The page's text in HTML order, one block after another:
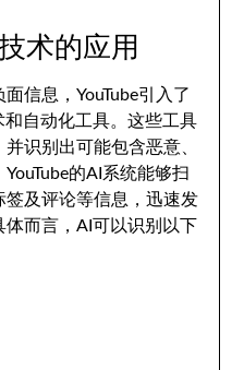
术的应用
信息，YouTube引入了
自动化工具。这些工具
识别出可能包含恶意、
的AI系统能够扫
及评论等信息，迅速发
而言，AI可以识别以下